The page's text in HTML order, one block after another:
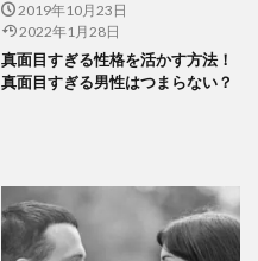
2019年10月23日
2022年1月28日
真面目すぎる性格を活かす方法！
真面目すぎる男性はつまらない？